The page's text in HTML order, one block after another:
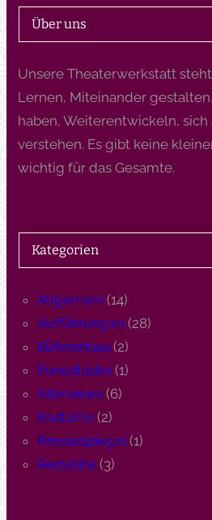
Über uns
Unsere Theaterwerkstatt
Lernen, Miteinander
haben, Weiterentwickeln, sich
verstehen. Es gibt keine
wichtig für das Gesamte.
Kategorien
Allgemein (14)
Aufführungen (28)
Bühnenbau(2)
Fundstücke(1)
Interviews(6)
Kostüme(2)
Pressespiegel(1)
Requisite(3)